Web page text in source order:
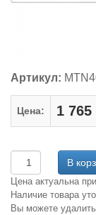
Артикул:
Цена: 1 765
Цена актуальна
Наличие товара
Вы можете